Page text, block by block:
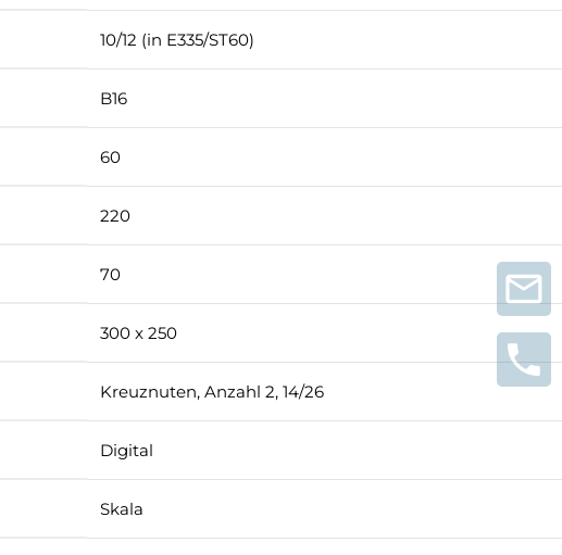
10/12 (in E335/ST60)
B16
60
220
70
300 x 250
Kreuznuten, Anzahl 2, 14/26
Digital
Skala